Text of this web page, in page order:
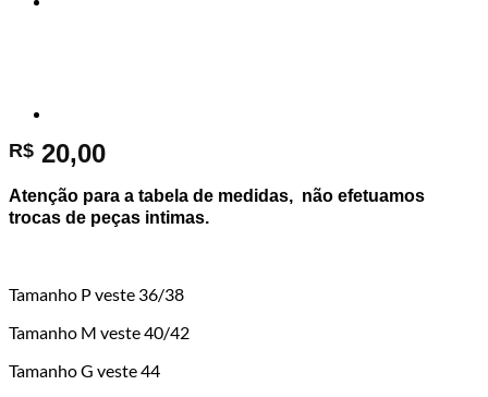
R$ 20,00
Atenção para a tabela de medidas, não efetuamos
trocas de peças intimas.
Tamanho P veste 36/38
Tamanho M veste 40/42
Tamanho G veste 44